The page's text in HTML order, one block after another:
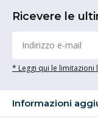
Ricevere le
* Leggi qui le limitazioni
Informazioni